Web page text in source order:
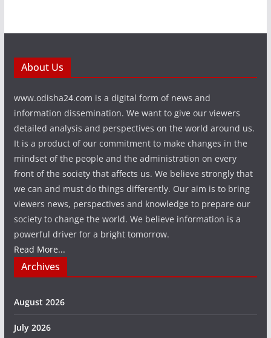
About Us
www.odisha24.com is a digital form of news and
information dissemination. We want to give our viewers
detailed analysis and perspectives on the world around us.
It is a product of our commitment to make changes in the
mindset of the people and the administration on every
front of the society that affects us. We believe strongly that
we can and must do things differently. Our aim is to bring
viewers news, perspectives and knowledge to prepare our
society to change the world. We believe information is a
powerful driver for a bright tomorrow.
Read More...
Archives
August 2026
July 2026